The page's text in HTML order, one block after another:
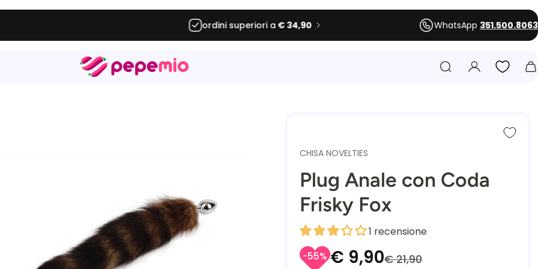
€ 34,90 WhatsApp 351.500.8063
CHISA NOVELTIES
Plug Anale con Coda
Frisky Fox
1 recensione
-55% € 9,90€ 21,90